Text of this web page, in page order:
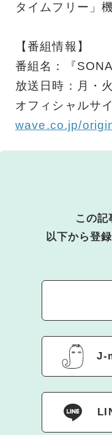
タイムフリー」
【番組情報】
番組名：『
放送日時：月・
オフィシャルサイ
wave.co.jp/
この記
以下から登
J-